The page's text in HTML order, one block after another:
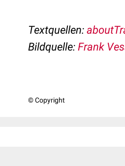
Textquellen:
Bildquelle: Frank
© Copyright